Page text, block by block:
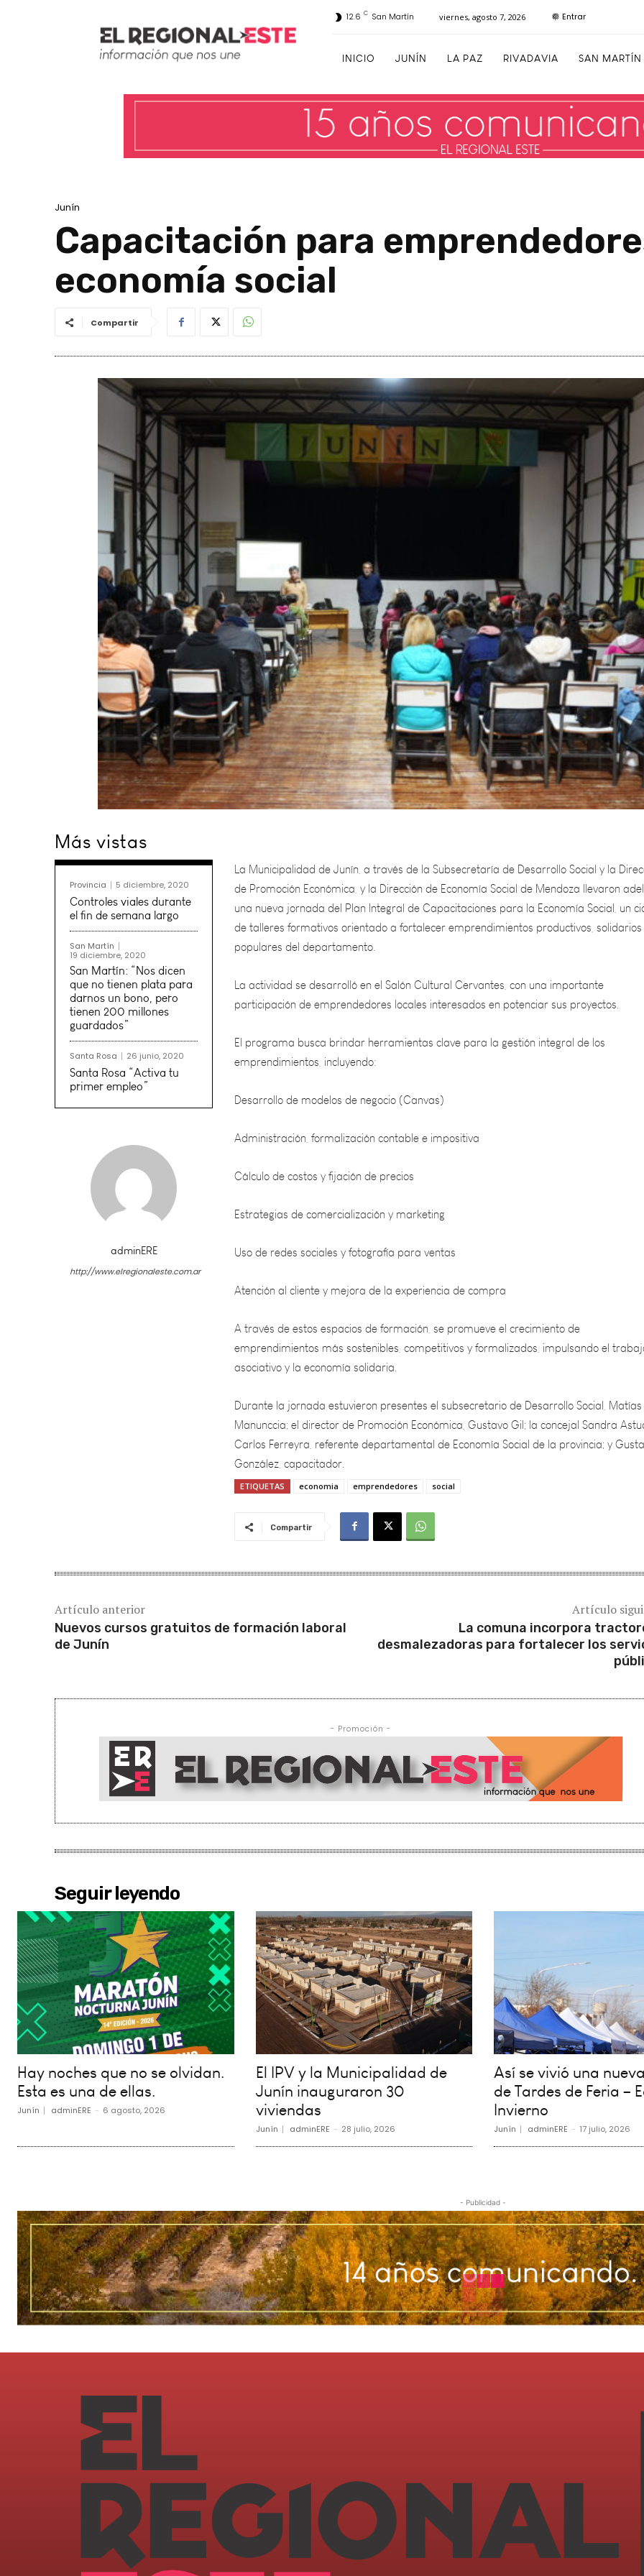
12.6 C San Martín viernes, agosto 7, 2026 Entrar
INICIO JUNÍN LA PAZ RIVADAVIA SAN MARTÍN
Junín
Capacitación para
economía social
Compartir
Más vistas
Provincia 5 diciembre, 2020
Controles viales durante
el fin de semana largo
San Martín
19 diciembre, 2020
San Martín: “Nos dicen
que no tienen plata para
darnos un bono, pero
tienen 200 millones
guardados”
Santa Rosa 26 junio, 2020
Santa Rosa “Activa tu
primer empleo”
adminERE
http://www.elregionaleste.com.ar
de Promoción Económica, y la Dirección de Economía Social de Mendoza llevaron
una nueva jornada del Plan Integral de Capacitaciones para la Economía Social, un
de talleres formativos orientado a fortalecer emprendimientos productivos,
populares del departamento.
La actividad se desarrolló en el Salón Cultural Cervantes, con una importante
participación de emprendedores locales interesados en potenciar sus proyectos.
El programa busca brindar herramientas clave para la gestión integral de los
emprendimientos, incluyendo:
Desarrollo de modelos de negocio (Canvas)
Administración, formalización contable e impositiva
Cálculo de costos y fijación de precios
Estrategias de comercialización y marketing
Uso de redes sociales y fotografía para ventas
Atención al cliente y mejora de la experiencia de compra
A través de estos espacios de formación, se promueve el crecimiento de
emprendimientos más sostenibles, competitivos y formalizados, impulsando el trabajo
asociativo y la economía solidaria.
Durante la jornada estuvieron presentes el subsecretario de Desarrollo Social, Matías
Manunccia; el director de Promoción Económica, Gustavo Gil; la concejal Sandra Astudillo;
Carlos Ferreyra, referente departamental de Economía Social de la provincia; y
González, capacitador.
ETIQUETAS economia emprendedores social
Compartir
Artículo anterior
Nuevos cursos gratuitos de formación laboral
de Junín
Artículo
La comuna incorpora
desmalezadoras para fortalecer los
- Promoción -
Seguir leyendo
Hay noches que no se olvidan.
Esta es una de ellas.
Junín adminERE - 6 agosto, 2026
El IPV y la Municipalidad de
Junín inauguraron 30
viviendas
Junín adminERE - 28 julio, 2026
Así se vivió una
de Tardes de Feria –
Invierno
Junín adminERE - 17 julio, 2026
- Publicidad -